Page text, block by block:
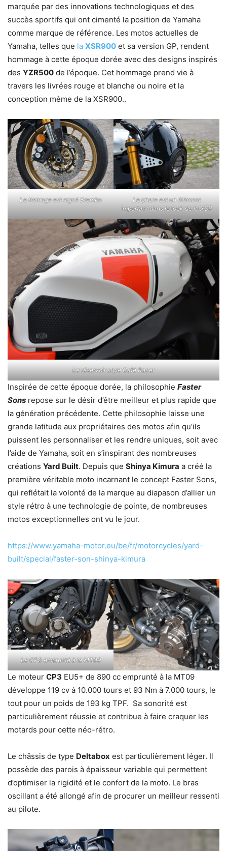
marquée par des innovations technologiques et des
succès sportifs qui ont cimenté la position de Yamaha
comme marque de référence. Les motos actuelles de
Yamaha, telles que la XSR900 et sa version GP, rendent
hommage à cette époque dorée avec des designs inspirés
des YZR500 de l’époque. Cet hommage prend vie à
travers les livrées rouge et blanche ou noire et la
conception même de la XSR900..
Le freinage est signé Brembo
Le phare est un élément
important dans le look de la XSR
Le réservoir style Café Racer
Inspirée de cette époque dorée, la philosophie Faster
Sons repose sur le désir d’être meilleur et plus rapide que
la génération précédente. Cette philosophie laisse une
grande latitude aux propriétaires des motos afin qu’ils
puissent les personnaliser et les rendre uniques, soit avec
l’aide de Yamaha, soit en s’inspirant des nombreuses
créations Yard Built. Depuis que Shinya Kimura a créé la
première véritable moto incarnant le concept Faster Sons,
qui reflétait la volonté de la marque au diapason d’allier un
style rétro à une technologie de pointe, de nombreuses
motos exceptionnelles ont vu le jour.
https://www.yamaha-motor.eu/be/fr/motorcycles/yard-
built/special/faster-son-shinya-kimura
Le CP3 emprunté à la MT09
Le moteur CP3 EU5+ de 890 cc emprunté à la MT09
développe 119 cv à 10.000 tours et 93 Nm à 7.000 tours, le
tout pour un poids de 193 kg TPF. Sa sonorité est
particulièrement réussie et contribue à faire craquer les
motards pour cette néo-rétro.
Le châssis de type Deltabox est particulièrement léger. Il
possède des parois à épaisseur variable qui permettent
d’optimiser la rigidité et le confort de la moto. Le bras
oscillant a été allongé afin de procurer un meilleur ressenti
au pilote.